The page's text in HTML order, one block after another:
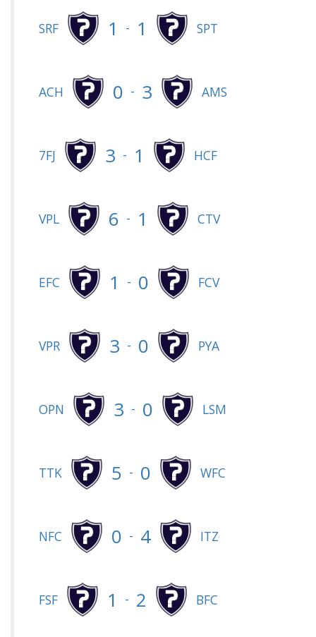
SRF 1 - 1 SPT
ACH 0 - 3 AMS
7FJ 3 - 1 HCF
VPL 6 - 1 CTV
EFC 1 - 0 FCV
VPR 3 - 0 PYA
OPN 3 - 0 LSM
TTK 5 - 0 WFC
NFC 0 - 4 ITZ
FSF 1 - 2 BFC